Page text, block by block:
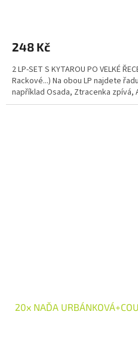
248 Kč
2 LP-SET S KYTAROU PO VELKÉ
Rackové...) Na obou LP najdete
například Osada, Ztracenka zpívá,
20x NAĎA